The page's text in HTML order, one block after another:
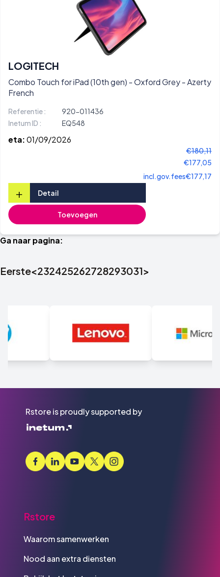
LOGITECH
Combo Touch for iPad (10th gen) - Oxford Grey - Azerty
French
Referentie :
920-011436
Inetum ID :
EQ548
eta:01/09/2026
€180,11
€177,05
incl.gov.fees€177,17
+ Detail
Toevoegen
Ga naar pagina:
Eerste<232425262728293031>
Rstore is proudly supported by
Rstore
Waarom samenwerken
Nood aan extra diensten